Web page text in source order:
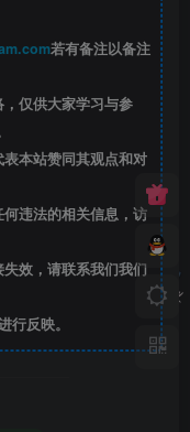
若有备注以备注
仅供大家学习与参
本站赞同其观点和对
违法的相关信息，访
效，请联系我们我们
行反映。